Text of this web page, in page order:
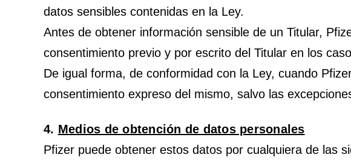
datos sensibles contenidas en la Ley.
Antes de obtener información sensible de un Titular,
consentimiento previo y por escrito del Titular en los
De igual forma, de conformidad con la Ley, cuando
consentimiento expreso del mismo, salvo las
4. Medios de obtención de datos personales
Pfizer puede obtener estos datos por cualquiera de las